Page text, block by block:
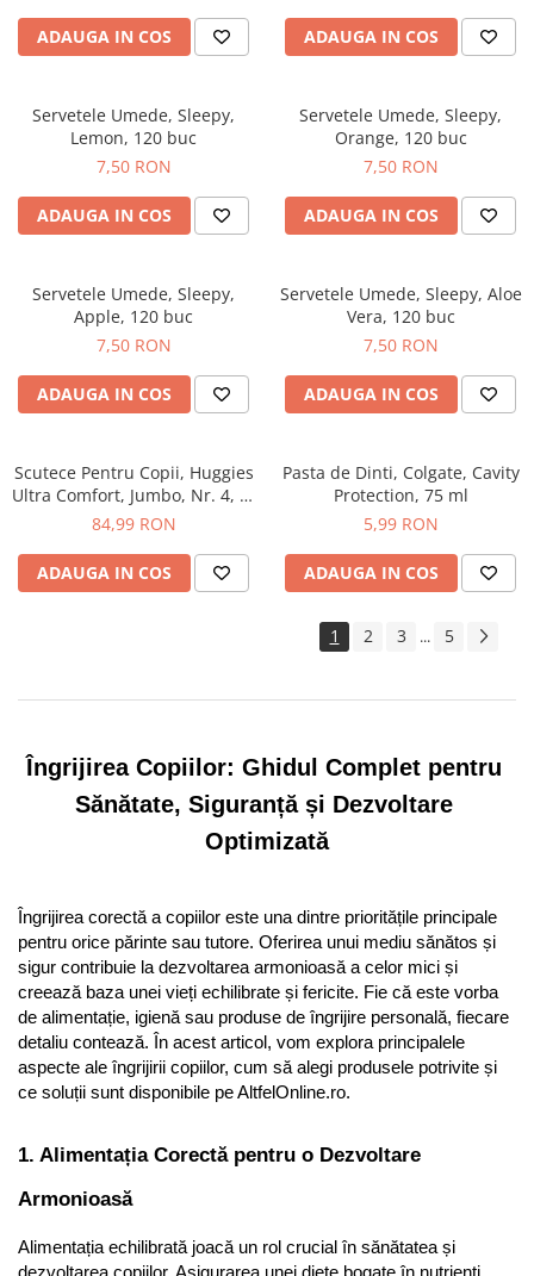
ADAUGA IN COS ADAUGA IN COS
Servetele Umede, Sleepy,
Lemon, 120 buc
7,50 RON
ADAUGA IN COS
Servetele Umede, Sleepy,
Orange, 120 buc
7,50 RON
ADAUGA IN COS
Servetele Umede, Sleepy,
Apple, 120 buc
7,50 RON
ADAUGA IN COS
Servetele Umede, Sleepy, Aloe
Vera, 120 buc
7,50 RON
ADAUGA IN COS
Scutece Pentru Copii, Huggies
Ultra Comfort, Jumbo, Nr. 4, 7-
18 kg, 50 Buc
84,99 RON
ADAUGA IN COS
Pasta de Dinti, Colgate, Cavity
Protection, 75 ml
5,99 RON
ADAUGA IN COS
1 2 3 ... 5
Îngrijirea Copiilor: Ghidul Complet pentru
Sănătate, Siguranță și Dezvoltare
Optimizată
Îngrijirea corectă a copiilor este una dintre prioritățile principale
pentru orice părinte sau tutore. Oferirea unui mediu sănătos și
sigur contribuie la dezvoltarea armonioasă a celor mici și
creează baza unei vieți echilibrate și fericite. Fie că este vorba
de alimentație, igienă sau produse de îngrijire personală, fiecare
detaliu contează. În acest articol, vom explora principalele
aspecte ale îngrijirii copiilor, cum să alegi produsele potrivite și
ce soluții sunt disponibile pe AltfelOnline.ro.
1. Alimentația Corectă pentru o Dezvoltare
Armonioasă
Alimentația echilibrată joacă un rol crucial în sănătatea și